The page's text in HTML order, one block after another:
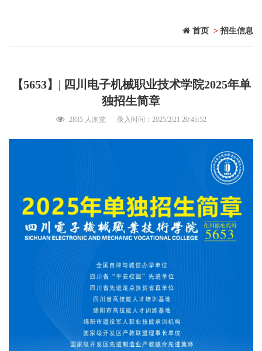
首页 > 招生信息
【5653】| 四川电子机械职业技术学院2025年单
独招生简章
2835 人浏览 录入时间：2025/2/21 20:45:52